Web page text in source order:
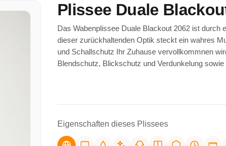
Plissee Duale
Das Wabenplissee Duale Blackout 2062 ist durch
dieser zurückhaltenden Optik steckt ein wahres
und Schallschutz Ihr Zuhause vervollkommnen
Blendschutz, Blickschutz und Verdunkelung
Eigenschaften dieses Plissees